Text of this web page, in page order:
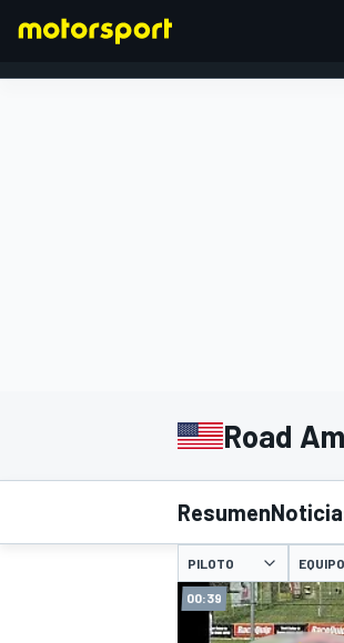
INDYCAR
Road
Resumen
PILOTO EQUIPO
00:39